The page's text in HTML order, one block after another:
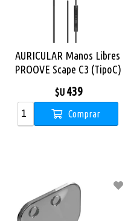
AURICULAR Manos Libres
PROOVE Scape C3 (TipoC)
$U 439
Comprar